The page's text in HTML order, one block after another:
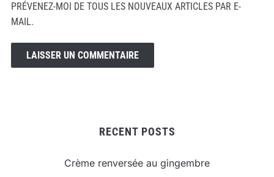
PRÉVENEZ-MOI DE TOUS LES NOUVEAUX ARTICLES PAR E-
MAIL.
RECENT POSTS
Crème renversée au gingembre